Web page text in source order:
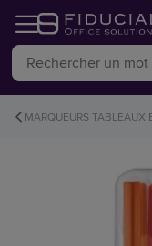
MARQUEURS TABLEAUX